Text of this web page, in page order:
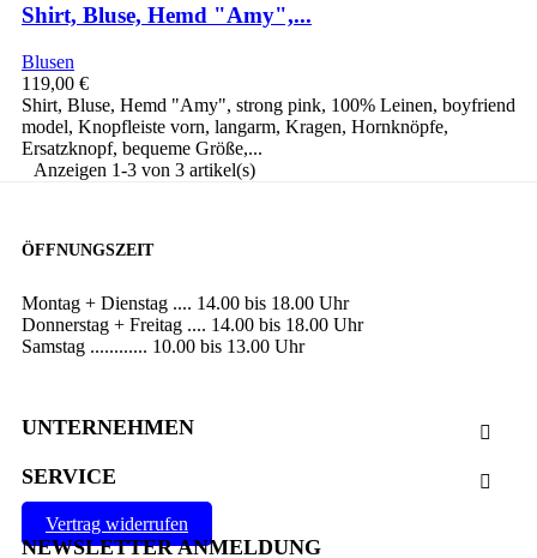
Shirt, Bluse, Hemd "Amy",...
Blusen
119,00 €
Shirt, Bluse, Hemd "Amy", strong pink, 100% Leinen, boyfriend
model, Knopfleiste vorn, langarm, Kragen, Hornknöpfe,
Ersatzknopf, bequeme Größe,...
Anzeigen 1-3 von 3 artikel(s)
ÖFFNUNGSZEIT
Montag + Dienstag .... 14.00 bis 18.00 Uhr
Donnerstag + Freitag .... 14.00 bis 18.00 Uhr
Samstag ............ 10.00 bis 13.00 Uhr
UNTERNEHMEN 
SERVICE 
Vertrag widerrufen
NEWSLETTER ANMELDUNG